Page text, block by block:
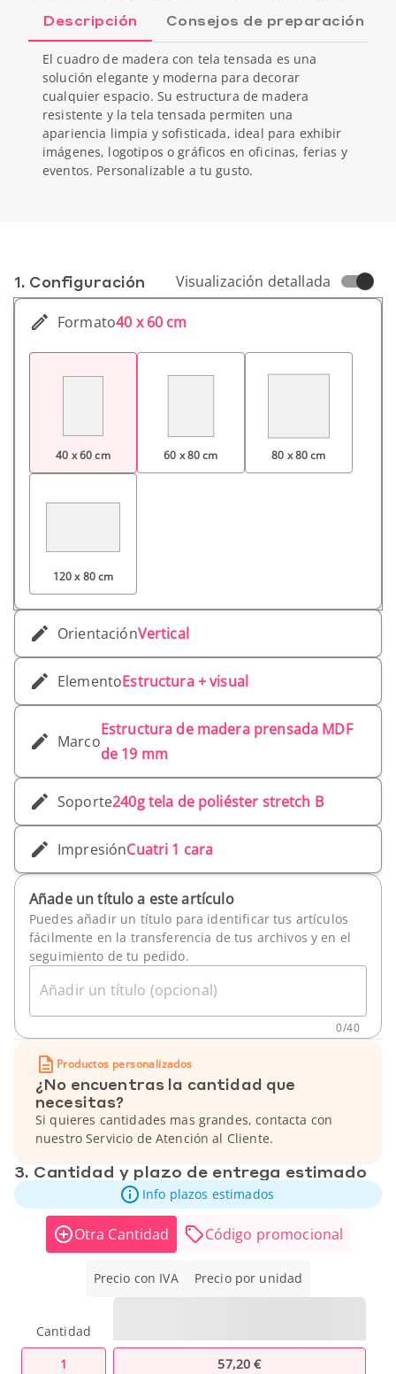
Descripción Consejos de preparación
El cuadro de madera con tela tensada es una
solución elegante y moderna para decorar
cualquier espacio. Su estructura de madera
resistente y la tela tensada permiten una
apariencia limpia y sofisticada, ideal para exhibir
imágenes, logotipos o gráficos en oficinas, ferias y
eventos. Personalizable a tu gusto.
1. Conf­iguración Visualización detallada
Formato40 x 60 cm
40 x 60 cm 60 x 80 cm 80 x 80 cm
120 x 80 cm
OrientaciónVertical
ElementoEstructura + visual
Marco
Estructura de madera prensada MDF
de 19 mm
Soporte240g tela de poliéster stretch B
ImpresiónCuatri 1 cara
Añade un título a este artículo
Puedes añadir un título para identificar tus artículos
fácilmente en la transferencia de tus archivos y en el
seguimiento de tu pedido.
Añadir un título (opcional)
0/40
Productos personalizados
¿No encuentras la cantidad que
necesitas?
Si quieres cantidades mas grandes, contacta con
nuestro Servicio de Atención al Cliente.
3. Cantidad y plazo de entrega estimado
Info plazos estimados
Otra Cantidad Código promocional
Precio con IVA Precio por unidad
Cantidad
1
57,20 €